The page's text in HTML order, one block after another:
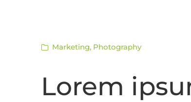
Marketing, Photography
Lorem